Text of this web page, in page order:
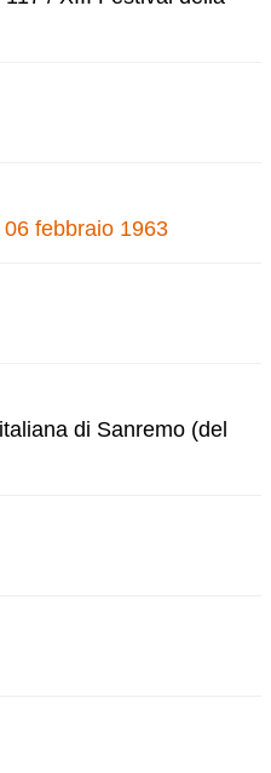
febbraio 1963
di Sanremo (del